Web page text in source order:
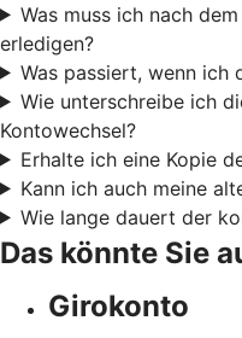
Was muss ich nach
erledigen?
Was passiert, wenn ich
Wie unterschreibe ich
Kontowechsel?
Erhalte ich eine Kopie
Kann ich auch meine
Wie lange dauert der
Das könnte Sie
Girokonto